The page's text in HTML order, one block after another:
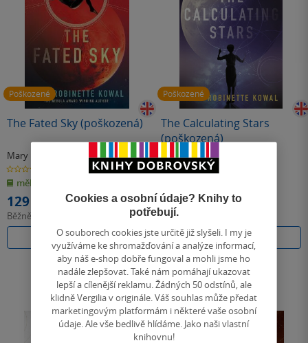
Poškozené
The Fated Sky (poškozená)
Mary Robinette Kowal
0.0
z
5
hvězdiček
měkká vazba
129 Kč
Běžně
Do košíku
Poškozené
The Calculating Stars
(poškozená)
Mary Robinette Kowal
0.0
z
129 Kč
Běžně
Do košíku
Cookies a osobní údaje? Knihy to
potřebují.
O souborech cookies jste určitě již slyšeli. I my je
využíváme ke shromažďování a analýze informací,
aby náš e-shop dobře fungoval a mohli jsme ho
nadále zlepšovat. Také nám pomáhají ukazovat
lepší a cílenější reklamu. Žádných 50 odstínů, ale
klidně Vergilia v originále. Váš souhlas může předat
marketingovým platformám i některé vaše osobní
údaje. Ale vše bedlivě hlídáme. Jako naši vlastní
knihovnu!